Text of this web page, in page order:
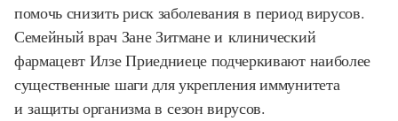
помочь снизить риск заболевания в период вирусов.
Семейный врач Зане Зитмане и клинический
фармацевт Илзе Приедниеце подчеркивают наиболее
существенные шаги для укрепления иммунитета
и защиты организма в сезон вирусов.